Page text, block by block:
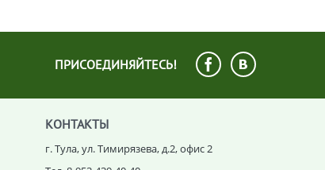
ПРИСОЕДИНЯЙТЕСЬ!
КОНТАКТЫ
г. Тула, ул. Тимирязева, д.2, офис 2